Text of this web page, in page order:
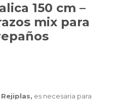
150 cm –
mix para
es necesaria para